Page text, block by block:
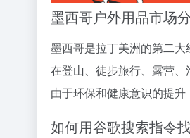
墨西哥户外用品市场
墨西哥是拉丁美洲的第二
在登山、徒步旅行、露营
由于环保和健康意识的提
如何用谷歌搜索指令